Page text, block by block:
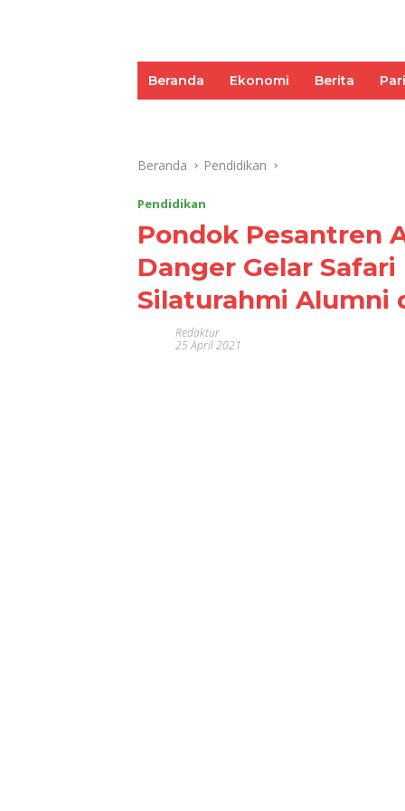
Beranda Ekonomi Berita
Beranda Pendidikan
Pendidikan
Pondok Pesantren
Danger Gelar
Silaturahmi Alumni
Redaktur
25 April 2021